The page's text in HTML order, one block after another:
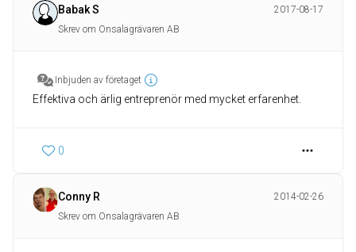
Babak S
2017-08-17
Skrev om Onsalagrävaren AB
Inbjuden av företaget
Effektiva och ärlig entreprenör med mycket erfarenhet.
0
Conny R
2014-02-26
Skrev om Onsalagrävaren AB